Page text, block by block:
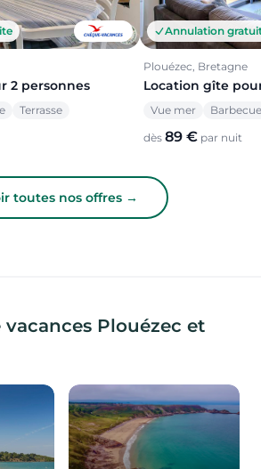
2 personnes
Terrasse
Annulation
Plouézec, Bretagne
Location gîte
Vue mer Barbecue
dès 89 € par nuit
toutes nos offres →
Plouézec et